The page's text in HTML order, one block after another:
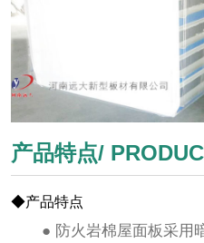
产品特点/
◆产品特点
● 防火岩棉屋面板采用